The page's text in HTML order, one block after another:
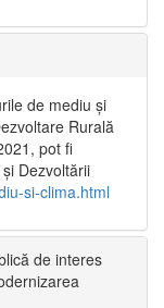
de mediu și
Rurală
pot fi
Dezvoltării
si-clima.html
de interes